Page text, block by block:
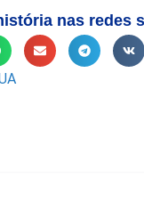
nas redes